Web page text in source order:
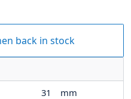
31
mm
back in stock